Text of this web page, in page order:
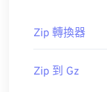
Zip 轉換器
Zip 到 Gz